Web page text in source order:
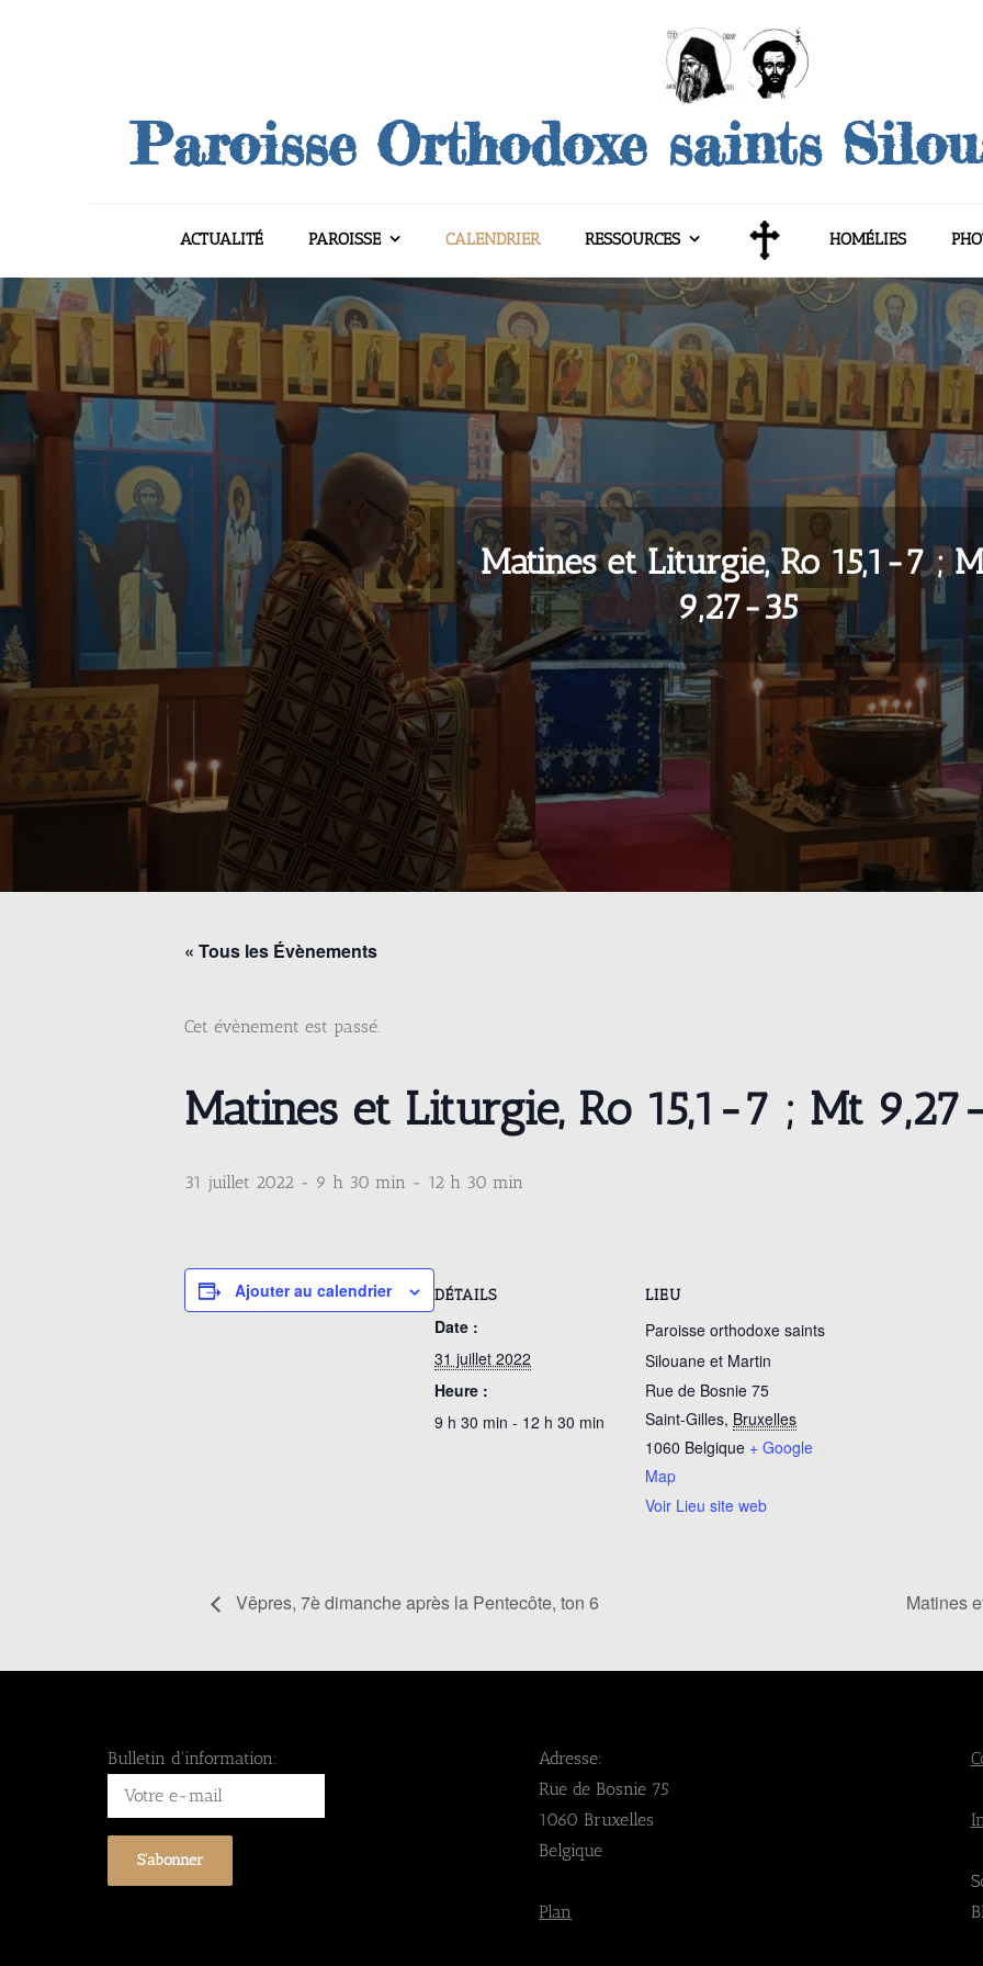
Paroisse Orthodoxe saints
ACTUALITÉ PAROISSE CALENDRIER RESSOURCES HOMÉLIES
Matines et Liturgie, Ro 15,1-7 ;
9,27-35
« Tous les Évènements
Cet évènement est passé.
Matines et Liturgie, Ro 15,1-7 ; Mt
31 juillet 2022 - 9 h 30 min - 12 h 30 min
Ajouter au calendrier DÉTAILS
Date :
31 juillet 2022
Heure :
9 h 30 min - 12 h 30 min
LIEU
Paroisse orthodoxe saints
Silouane et Martin
Rue de Bosnie 75
Saint-Gilles, Bruxelles
1060 Belgique + Google
Map
Voir Lieu site web
Vêpres, 7è dimanche après la Pentecôte, ton 6 Matines
Bulletin d'information:
Adresse:
Rue de Bosnie 75
1060 Bruxelles
Belgique
Plan